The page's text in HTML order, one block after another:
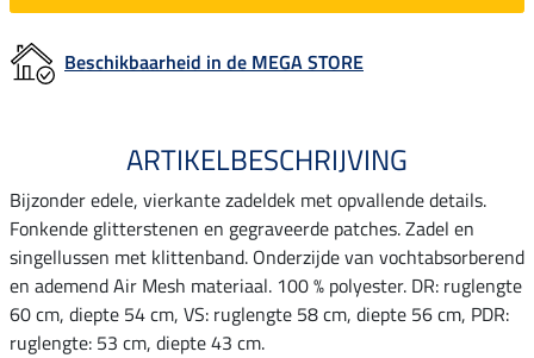
Beschikbaarheid in de MEGA STORE
ARTIKELBESCHRIJVING
Bijzonder edele, vierkante zadeldek met opvallende details.
Fonkende glitterstenen en gegraveerde patches. Zadel en
singellussen met klittenband. Onderzijde van vochtabsorberend
en ademend Air Mesh materiaal. 100 % polyester. DR: ruglengte
60 cm, diepte 54 cm, VS: ruglengte 58 cm, diepte 56 cm, PDR:
ruglengte: 53 cm, diepte 43 cm.